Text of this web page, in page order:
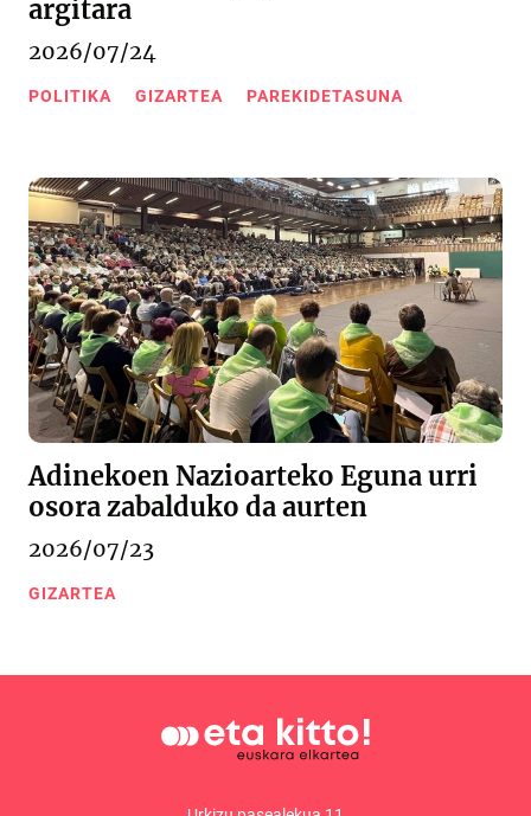
argitara
2026/07/24
POLITIKA GIZARTEA PAREKIDETASUNA
Adinekoen Nazioarteko Eguna urri
osora zabalduko da aurten
2026/07/23
GIZARTEA